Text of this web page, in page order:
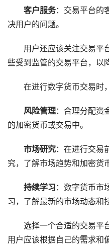
客户服务：交易平台的
决用户的问题。
用户还应该关注交易平
些受到监管的交易平台，以
在进行数字货币交易时
风险管理：合理分配资
的加密货币或交易中。
市场研究：在进行交易
究，了解市场趋势和加密货
持续学习 ：数字货币市
习，了解最新的市场动态和
选择一个合适的交易平
用户应该根据自己的需求和